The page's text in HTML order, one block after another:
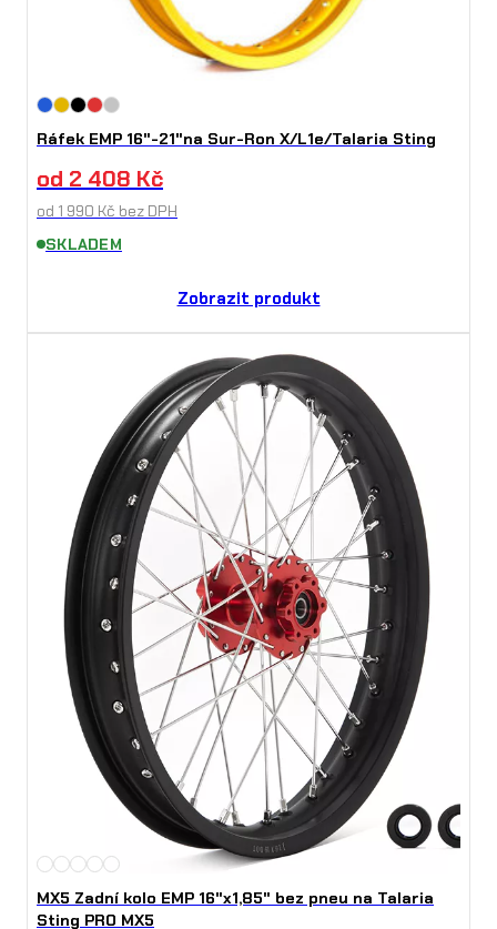
Ráfek EMP 16"-21"na Sur-Ron X/L1e/Talaria Sting
od 2 408 Kč
od 1 990 Kč bez DPH
SKLADEM
Zobrazit produkt
MX5 Zadní kolo EMP 16"x1,85" bez pneu na Talaria
Sting PRO MX5